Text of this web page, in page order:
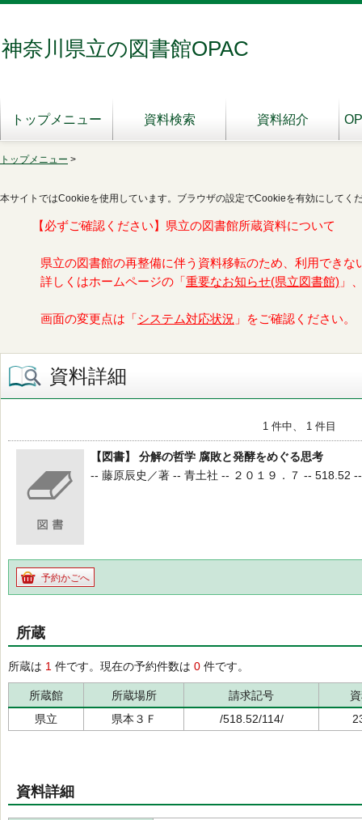
神奈川県立の図書館OPAC
トップメニュー 資料検索 資料紹介
トップメニュー >
本サイトではCookieを使用しています。ブラウザの設定でCookieを有効にしてく
【必ずご確認ください】県立の図書館所蔵資料について
県立の図書館の再整備に伴う資料移転のため、利用できな
詳しくはホームページの「 重要なお知らせ(県立図書館) 」
画面の変更点は「 システム対応状況 」をご確認ください。
資料詳細
1 件中、 1 件目
【図書】 分解の哲学 腐敗と発酵をめぐる思考
-- 藤原辰史／著 -- 青土社 -- ２０１９．７ -- 518.52
予約かごへ
所蔵
所蔵は 1 件です。現在の予約件数は 0 件です。
所蔵館 所蔵場所 請求記号
県立
県本３Ｆ /518.52/114/
資料詳細